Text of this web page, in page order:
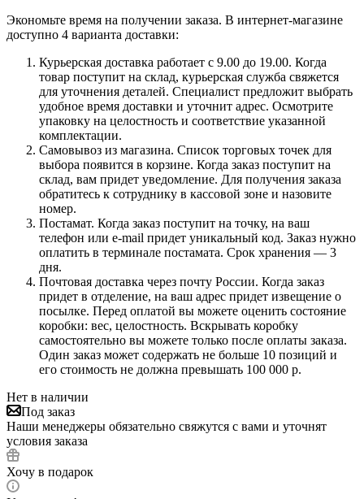
Экономьте время на получении заказа. В интернет-магазине
доступно 4 варианта доставки:
Курьерская доставка работает с 9.00 до 19.00. Когда
товар поступит на склад, курьерская служба свяжется
для уточнения деталей. Специалист предложит выбрать
удобное время доставки и уточнит адрес. Осмотрите
упаковку на целостность и соответствие указанной
комплектации.
Самовывоз из магазина. Список торговых точек для
выбора появится в корзине. Когда заказ поступит на
склад, вам придет уведомление. Для получения заказа
обратитесь к сотруднику в кассовой зоне и назовите
номер.
Постамат. Когда заказ поступит на точку, на ваш
телефон или e-mail придет уникальный код. Заказ нужно
оплатить в терминале постамата. Срок хранения — 3
дня.
Почтовая доставка через почту России. Когда заказ
придет в отделение, на ваш адрес придет извещение о
посылке. Перед оплатой вы можете оценить состояние
коробки: вес, целостность. Вскрывать коробку
самостоятельно вы можете только после оплаты заказа.
Один заказ может содержать не больше 10 позиций и
его стоимость не должна превышать 100 000 р.
Нет в наличии
Под заказ
Наши менеджеры обязательно свяжутся с вами и уточнят
условия заказа
Хочу в подарок